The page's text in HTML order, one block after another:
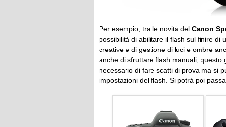
Per esempio, tra le novità del Canon
possibilità di abilitare il flash sul finire di
creative e di gestione di luci e ombre
anche di sfruttare flash manuali, questo
necessario di fare scatti di prova ma si
impostazioni del flash. Si potrà poi